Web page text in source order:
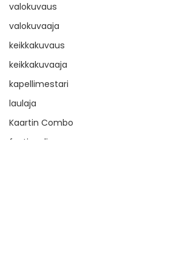
valokuvaus
valokuvaaja
keikkakuvaus
keikkakuvaaja
kapellimestari
laulaja
Kaartin Combo
festivaali